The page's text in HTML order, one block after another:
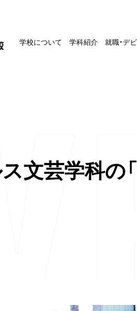
学校について 学科紹介 就職・デ
文芸学科の